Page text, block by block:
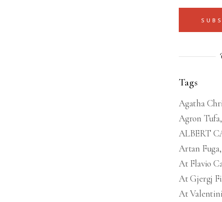
Tags
Agatha
Agron Tufa
ALBERT
Artan Fuga
At Flavio
At Gjergj
At Valentini